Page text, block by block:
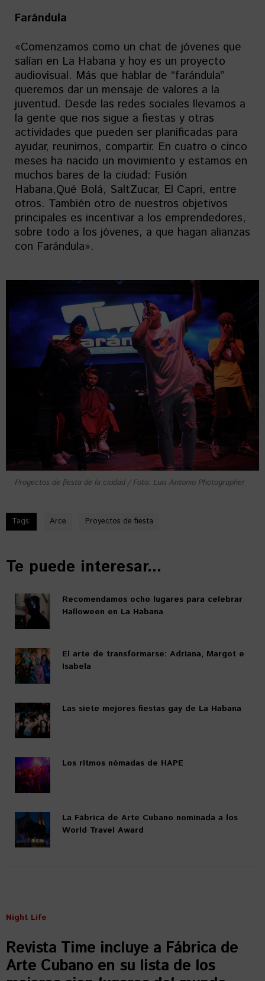
Farándula
«Comenzamos como un chat de jóvenes que
salían en La Habana y hoy es un proyecto
audiovisual. Más que hablar de “farándula”
queremos dar un mensaje de valores a la
juventud. Desde las redes sociales llevamos a
la gente que nos sigue a fiestas y otras
actividades que pueden ser planificadas para
ayudar, reunirnos, compartir. En cuatro o cinco
meses ha nacido un movimiento y estamos en
muchos bares de la ciudad: Fusión
Habana,Qué Bolá, SaltZucar, El Capri, entre
otros. También otro de nuestros objetivos
principales es incentivar a los emprendedores,
sobre todo a los jóvenes, a que hagan alianzas
con Farándula».
Proyectos de fiesta de la ciudad / Foto: Luis Antonio Photographer
Tags: Arce Proyectos de fiesta
Te puede interesar...
Recomendamos ocho lugares para celebrar
Halloween en La Habana
El arte de transformarse: Adriana, Margot e
Isabela
Las siete mejores fiestas gay de La Habana
Los ritmos nómadas de HAPE
La Fábrica de Arte Cubano nominada a los
World Travel Award
Night Life
Revista Time incluye a Fábrica de
Arte Cubano en su lista de los